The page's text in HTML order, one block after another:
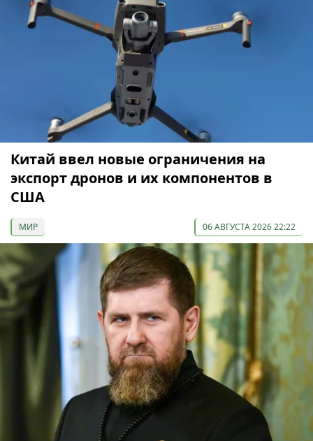
Китай ввел новые ограничения на
экспорт дронов и их компонентов в
США
МИР 06 АВГУСТА 2026 22:22